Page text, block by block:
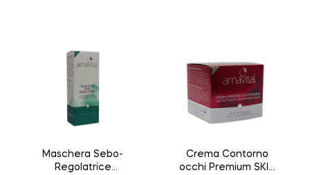
Maschera Sebo-
Regolatrice
Crema Contorno
occhi Premium SKIN